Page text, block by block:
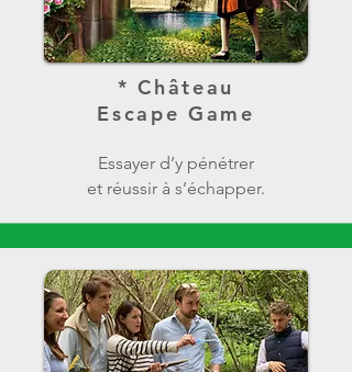
* Château
Escape Game
Essayer d’y pénétrer
et réussir à s’échapper.